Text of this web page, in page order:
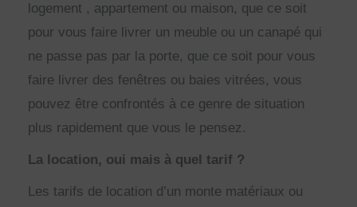
logement , appartement ou maison, que ce soit
pour vous faire livrer un meuble ou un canapé qui
ne passe pas par la porte, que ce soit pour vous
faire livrer des fenêtres ou baies vitrées, vous
pouvez être confrontés à ce genre de situation
plus rapidement que vous le pensez.
La location, oui mais à quel tarif ?
Les tarifs de location d’un monte matériaux ou